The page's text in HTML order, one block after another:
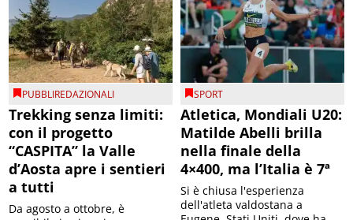
PUBBLIREDAZIONALI
Trekking senza limiti:
con il progetto
“CASPITA” la Valle
d’Aosta apre i sentieri
a tutti
Da agosto a ottobre, è
SPORT
Atletica, Mondiali U20:
Matilde Abelli brilla
nella finale della
4×400, ma l’Italia è 7ª
Si è chiusa l'esperienza
dell'atleta valdostana a